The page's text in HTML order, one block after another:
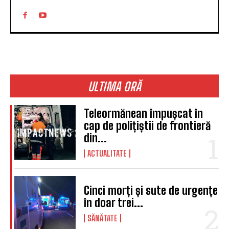
ULTIMA ORĂ
Teleormănean împușcat în
cap de polițiștii de frontieră
din...
ACTUALITATE
Cinci morți și sute de urgențe
în doar trei...
SĂNĂTATE